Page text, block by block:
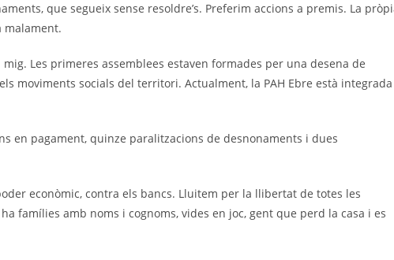
que segueix sense resoldre’s. Preferim accions a premis. La
malament.
mig. Les primeres assemblees estaven formades per una desena de
moviments socials del territori. Actualment, la PAH Ebre està integrada
en pagament, quinze paralitzacions de desnonaments i dues
econòmic, contra els bancs. Lluitem per la llibertat de totes les
famílies amb noms i cognoms, vides en joc, gent que perd la casa i es